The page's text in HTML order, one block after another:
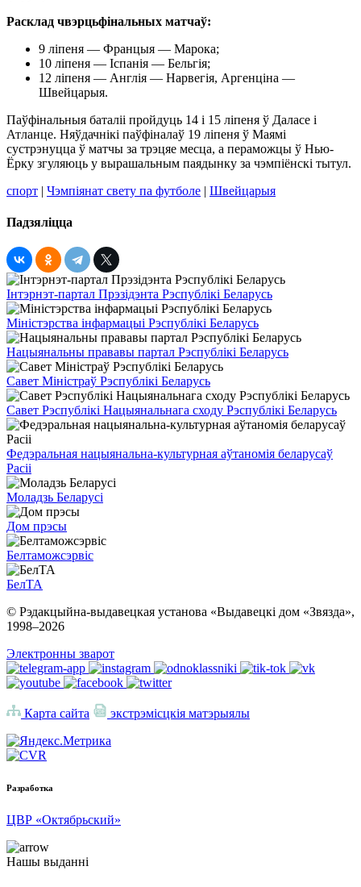
Расклад чвэрцьфінальных матчаў:
9 ліпеня — Францыя — Марока;
10 ліпеня — Іспанія — Бельгія;
12 ліпеня — Англія — Нарвегія, Аргенціна —
Швейцарыя.
Паўфінальныя баталіі пройдуць 14 і 15 ліпеня ў Даласе і
Атланце. Няўдачнікі паўфіналаў 19 ліпеня ў Маямі
сустрэнуцца ў матчы за трэцяе месца, а пераможцы ў Нью-
Ёрку згуляюць у вырашальным паядынку за чэмпіёнскі тытул.
спорт | Чэмпіянат свету па футболе | Швейцарыя
Падзяліцца
Інтэрнэт-партал Прэзідэнта Рэспублікі Беларусь
Міністэрства інфармацыі Рэспублікі Беларусь
Нацыянальны прававы партал Рэспублікі Беларусь
Савет Міністраў Рэспублікі Беларусь
Савет Рэспублікі Нацыянальнага сходу Рэспублікі Беларусь
Федэральная нацыянальна-культурная аўтаномія беларусаў
Расіі
Моладзь Беларусі
Дом прэсы
Белтаможсэрвіс
БелТА
© Рэдакцыйна-выдавецкая установа «Выдавецкі дом «Звязда»,
1998–2026
Электронны зварот
Карта сайта экстрэмісцкія матэрыялы
Разработка
ЦВР «Октябрьский»
Нашы выданні